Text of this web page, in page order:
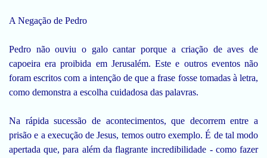
A Negação de Pedro
Pedro não ouviu o galo cantar porque a criação de aves de
capoeira era proibida em Jerusalém. Este e outros eventos não
foram escritos com a intenção de que a frase fosse tomadas à letra,
como demonstra a escolha cuidadosa das palavras.
Na rápida sucessão de acontecimentos, que decorrem entre a
prisão e a execução de Jesus, temos outro exemplo. É de tal modo
apertada que, para além da flagrante incredibilidade - como fazer